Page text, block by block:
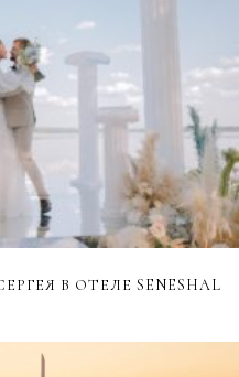
В ОТЕЛЕ SENESHAL